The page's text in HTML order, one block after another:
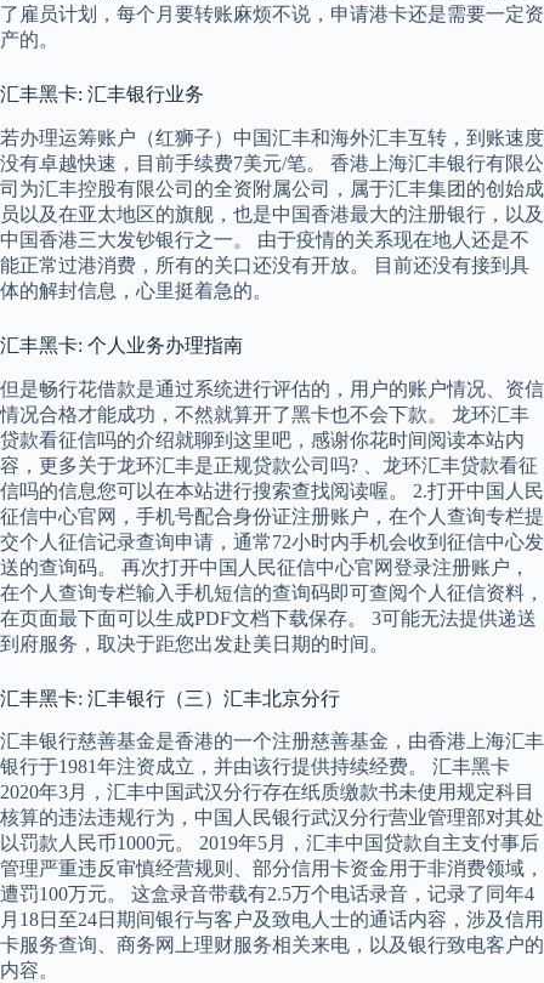
了雇员计划，每个月要转账麻烦不说，申请港卡还是需要一定资
产的。
汇丰黑卡: 汇丰银行业务
若办理运筹账户（红狮子）中国汇丰和海外汇丰互转，到账速度
没有卓越快速，目前手续费7美元/笔。 香港上海汇丰银行有限公
司为汇丰控股有限公司的全资附属公司，属于汇丰集团的创始成
员以及在亚太地区的旗舰，也是中国香港最大的注册银行，以及
中国香港三大发钞银行之一。 由于疫情的关系现在地人还是不
能正常过港消费，所有的关口还没有开放。 目前还没有接到具
体的解封信息，心里挺着急的。
汇丰黑卡: 个人业务办理指南
但是畅行花借款是通过系统进行评估的，用户的账户情况、资信
情况合格才能成功，不然就算开了黑卡也不会下款。 龙环汇丰
贷款看征信吗的介绍就聊到这里吧，感谢你花时间阅读本站内
容，更多关于龙环汇丰是正规贷款公司吗? 、龙环汇丰贷款看征
信吗的信息您可以在本站进行搜索查找阅读喔。 2.打开中国人民
征信中心官网，手机号配合身份证注册账户，在个人查询专栏提
交个人征信记录查询申请，通常72小时内手机会收到征信中心发
送的查询码。 再次打开中国人民征信中心官网登录注册账户，
在个人查询专栏输入手机短信的查询码即可查阅个人征信资料，
在页面最下面可以生成PDF文档下载保存。 3可能无法提供递送
到府服务，取决于距您出发赴美日期的时间。
汇丰黑卡: 汇丰银行（三）汇丰北京分行
汇丰银行慈善基金是香港的一个注册慈善基金，由香港上海汇丰
银行于1981年注资成立，并由该行提供持续经费。 汇丰黑卡
2020年3月，汇丰中国武汉分行存在纸质缴款书未使用规定科目
核算的违法违规行为，中国人民银行武汉分行营业管理部对其处
以罚款人民币1000元。 2019年5月，汇丰中国贷款自主支付事后
管理严重违反审慎经营规则、部分信用卡资金用于非消费领域，
遭罚100万元。 这盒录音带载有2.5万个电话录音，记录了同年4
月18日至24日期间银行与客户及致电人士的通话内容，涉及信用
卡服务查询、商务网上理财服务相关来电，以及银行致电客户的
内容。